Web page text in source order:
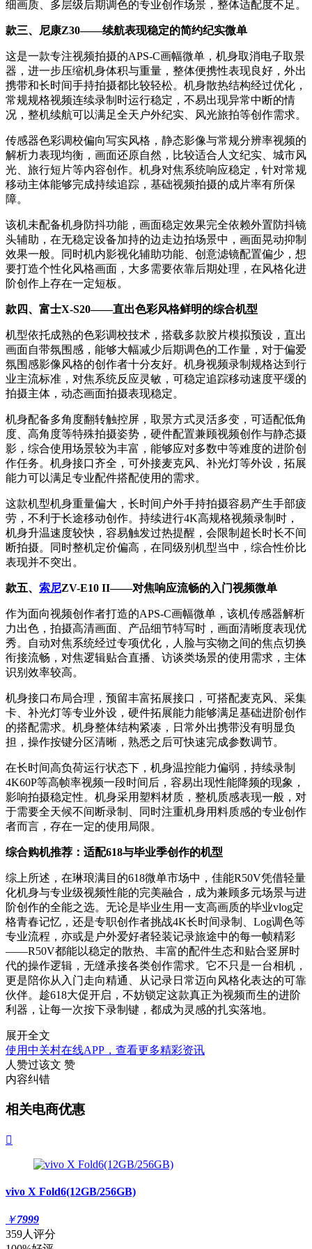
细画质、多层级后期调色的专业创作场景，整体适配度不足。
款三、尼康Z30——续航表现稳定的简约纪实微单
这是一款专注视频拍摄的APS-C画幅微单，机身取消电子取景
器，进一步压缩机身体积与重量，整体便携性表现良好，外出
携带和长时间手持拍摄都比较轻松。机身散热结构经过优化，
常规规格视频连续录制时运行稳定，不易出现异常中断的情
况，整机续航可以满足全天户外纪实、风光旅拍等创作需求。
传感器色彩调校偏向写实风格，静态影像与常规分辨率视频的
解析力表现均衡，画面还原自然，比较适合人文纪实、城市风
光、旅行短片等内容创作。机身对焦系统响应稳定，针对常规
移动主体能够完成持续追踪，基础视频拍摄的成片率有所保
障。
该机未配备机身防抖功能，画面稳定效果完全依赖外置防抖镜
头辅助，在无稳定设备加持的边走边拍场景中，画面晃动抑制
效果一般。同时机内影视化辅助功能、创意滤镜配置偏少，想
要打造个性化风格画面，大多需要依靠后期处理，在风格化进
阶创作上存在一定短板。
款四、富士X-S20——直出色彩风格鲜明的综合机型
机型依托成熟的色彩调校技术，搭载多款胶片模拟预设，直出
画面自带氛围感，能够大幅减少后期调色的工作量，对于偏爱
氛围感影像风格的创作者十分友好。机身视频录制规格达到行
业主流标准，对焦系统反应灵敏，可稳定追踪移动速度平缓的
拍摄主体，动态画面拍摄表现稳定。
机身配备多角度翻转触控屏，取景方式灵活多变，可适配低角
度、高角度等特殊拍摄姿势，硬件配置兼顾视频创作与静态摄
影，综合使用场景较为丰富，能够应对多数中等难度的进阶创
作任务。机身接口齐全，可外接麦克风、补光灯等外设，拓展
能力可以满足专业配件搭配使用的需求。
这款机型机身重量偏大，长时间户外手持拍摄容易产生手部疲
劳，不利于长途移动创作。持续进行4K高规格视频录制时，
机身升温速度较快，容易触发过热提醒，会限制超长时长不间
断拍摄。同时整机定价偏高，在同级别机型当中，综合性价比
表现并不突出。
款五、 索尼ZV-E10 II——对焦响应流畅的入门视频微单
作为面向视频创作者打造的APS-C画幅微单，该机传感器解析
力出色，拍摄高清画面、产品细节特写时，画面清晰度表现优
秀。自动对焦系统经过专项优化，人脸与实物之间的焦点切换
衔接流畅，对焦逻辑贴合直播、访谈类场景的使用需求，主体
识别效率较高。
机身接口布局合理，预留丰富拓展接口，可搭配麦克风、采集
卡、补光灯等专业外设，硬件拓展能力能够满足基础进阶创作
的搭配需求。机身整体结构紧凑，日常外出携带没有明显负
担，操作按键分区清晰，熟悉之后可快速完成参数调节。
在长时间高负荷运行状态下，机身温控能力偏弱，持续录制
4K60P等高帧率视频一段时间后，容易出现性能降频的现象，
影响拍摄稳定性。机身采用塑料材质，整机质感表现一般，对
于需要全天候不间断录制、同时注重机身用料质感的专业创作
者而言，存在一定的使用局限。
综合购机推荐：适配618与毕业季创作的机型
综上所述，在琳琅满目的618微单市场中，佳能R50V凭借轻量
化机身与专业级视频性能的完美融合，成为兼顾多元场景与进
阶创作的全能之选。无论是毕业生用一支高画质的毕业vlog定
格青春记忆，还是专职创作者挑战4K长时间录制、Log调色等
专业流程，亦或是户外爱好者轻装记录旅途中的每一帧精彩
——R50V都能以稳定的散热、丰富的配件生态和贴合竖屏时
代的操作逻辑，无缝承接各类创作需求。它不只是一台相机，
更是陪你从入门走向精通、从记录日常迈向风格化表达的可靠
伙伴。趁618大促开启，不妨锁定这款真正为视频而生的进阶
利器，让每一次按下录制键，都成为灵感的扎实落地。
展开全文
使用中关村在线APP，查看更多精彩资讯
人赞过该文 赞
内容纠错
相关电商优惠

vivo X Fold6(12GB/256GB)
￥7999
359人评分